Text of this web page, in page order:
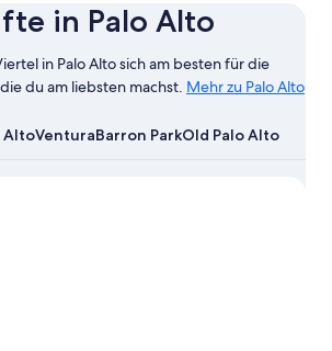
in Palo Alto
in Palo Alto sich am besten für die
du am liebsten machst. Mehr zu Palo Alto
AltoVenturaBarron ParkOld Palo Alto